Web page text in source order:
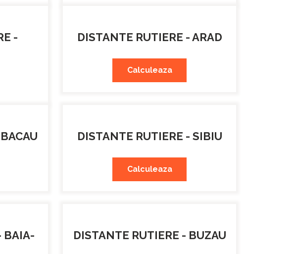
-
DISTANTE RUTIERE - ARAD
Calculeaza
DISTANTE RUTIERE - SIBIU
Calculeaza
BAIA-
DISTANTE RUTIERE - BUZAU